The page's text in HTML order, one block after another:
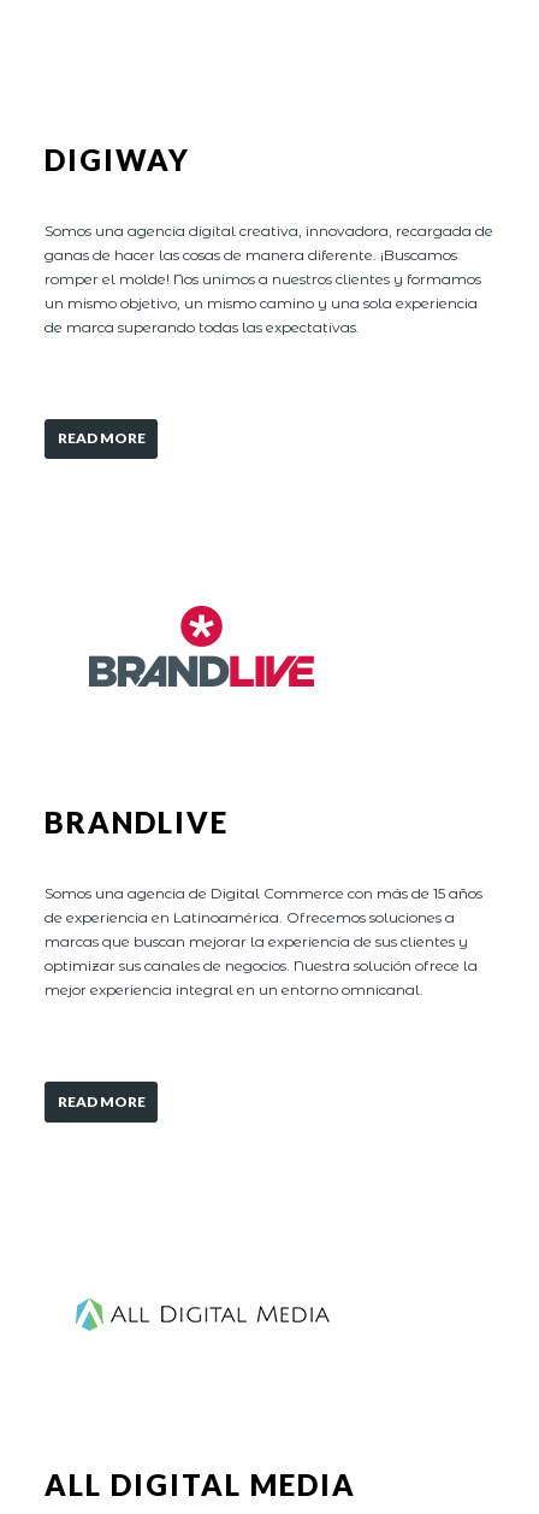
DIGIWAY
Somos una agencia digital creativa, innovadora, recargada de
ganas de hacer las cosas de manera diferente. ¡Buscamos
romper el molde! Nos unimos a nuestros clientes y formamos
un mismo objetivo, un mismo camino y una sola experiencia
de marca superando todas las expectativas.
READ MORE
BRANDLIVE
Somos una agencia de Digital Commerce con más de 15 años
de experiencia en Latinoamérica. Ofrecemos soluciones a
marcas que buscan mejorar la experiencia de sus clientes y
optimizar sus canales de negocios. Nuestra solución ofrece la
mejor experiencia integral en un entorno omnicanal.
READ MORE
ALL DIGITAL MEDIA